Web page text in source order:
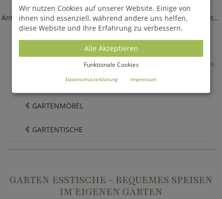
HENBURY HOUSE
Antiker Steintisch für den Garten
4.055,00 €*
RIVA KLAPPTISCH
Ausklappbarer HPL Garten Esstisch 200/344cm
ab4.565,00 €
*Alle Preise inkl. MwSt. & Versandkosten
Seite 1 von 5
GARTENMÖBEL
GARTENTISCHE
GARTEN ESSTISCHE - BEQUEMES SPEISEN
IM EIGENEN GARTEN
Wir nutzen Cookies auf unserer Website. Einige von
ihnen sind essenziell, während andere uns helfen,
diese Website und Ihre Erfahrung zu verbessern.
Alle Akzeptieren
Funktionale Cookies
Datenschutzerklärung Impressum